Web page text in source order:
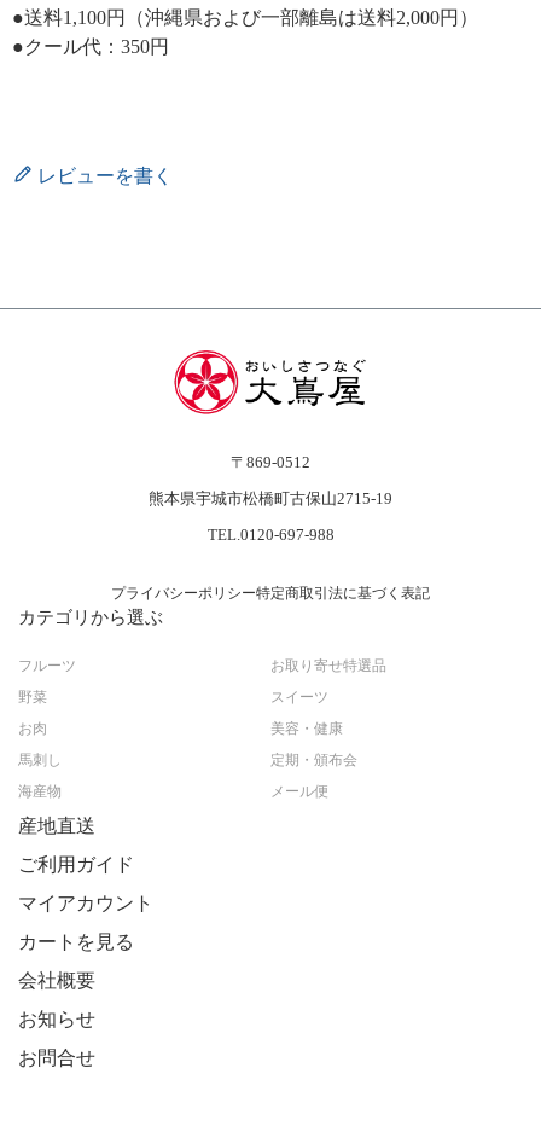
●送料1,100円（沖縄県および一部離島は送料2,000円）
●クール代：350円
レビューを書く
〒869-0512
熊本県宇城市松橋町古保山2715-19
TEL.0120-697-988
プライバシーポリシー特定商取引法に基づく表記
カテゴリから選ぶ
フルーツ
野菜
お肉
馬刺し
海産物
お取り寄せ特選品
スイーツ
美容・健康
定期・頒布会
メール便
産地直送
ご利用ガイド
マイアカウント
カートを見る
会社概要
お知らせ
お問合せ